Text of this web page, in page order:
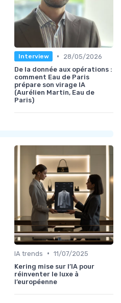
Interview •
28/05/2026
De la donnée aux opérations :
comment Eau de Paris
prépare son virage IA
(Aurélien Martin, Eau de
Paris)
IA trends • 11/07/2025
Kering mise sur l’IA pour
réinventer le luxe à
l’européenne